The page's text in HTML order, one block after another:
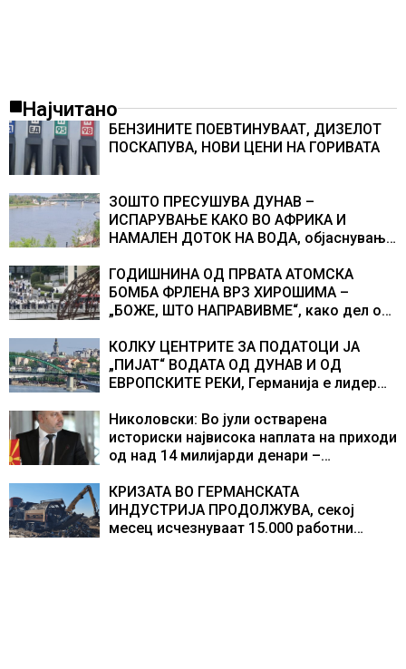
Најчитано
БЕНЗИНИТЕ ПОЕВТИНУВААТ, ДИЗЕЛОТ
ПОСКАПУВА, НОВИ ЦЕНИ НА ГОРИВАТА
ЗОШТО ПРЕСУШУВА ДУНАВ –
ИСПАРУВАЊЕ КАКО ВО АФРИКА И
НАМАЛЕН ДОТОК НА ВОДА, објаснување
ГОДИШНИНА ОД ПРВАТА АТОМСКА
БОМБА ФРЛЕНА ВРЗ ХИРОШИМА –
„БОЖЕ, ШТО НАПРАВИВМЕ“, како дел од
учесниците во бомбардирањето го
доживуваа овој настан што го промени
текот на историјата
КОЛКУ ЦЕНТРИТЕ ЗА ПОДАТОЦИ ЈА
„ПИЈАТ“ ВОДАТА ОД ДУНАВ И ОД
ЕВРОПСКИТЕ РЕКИ, Германија е лидер
центри за податоци
Николовски: Во јули остварена
историски највисока наплата на приходи
од над 14 милијарди денари –
резултати
КРИЗАТА ВО ГЕРМАНСКАТА
ИНДУСТРИЈА ПРОДОЛЖУВА, секој
месец исчезнуваат 15.000 работни